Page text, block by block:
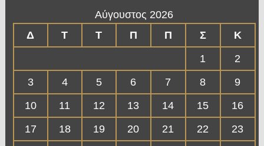
Αύγουστος 2026
Δ
Τ Τ Π Π Σ
Κ
1
2
3
4 5 6 7 8
9
10
11 12 13 14 15
16
17
18 19 20 21 22
23